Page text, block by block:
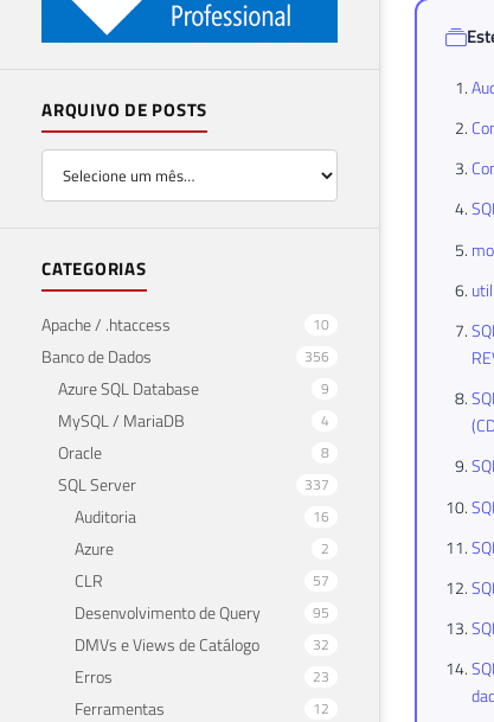
ARQUIVO DE POSTS
CATEGORIAS
Apache / .htaccess 10
Banco de Dados 356
Azure SQL Database 9
MySQL / MariaDB 4
Oracle 8
SQL Server 337
Auditoria 16
Azure 2
CLR 57
Desenvolvimento de Query 95
DMVs e Views de Catálogo 32
Erros 23
Ferramentas 12